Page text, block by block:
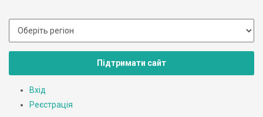
Підтримати сайт
Вхід
Реєстрація